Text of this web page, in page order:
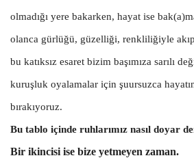
olmadığı yere bakarken, hayat ise
olanca gürlüğü, güzelliği, renkliliğiyle
bu katıksız esaret bizim başımıza sarılı
kuruşluk oyalamalar için şuursuzca
bırakıyoruz.
Bu tablo içinde ruhlarımız nasıl doyar
Bir ikincisi ise bize yetmeyen zaman.